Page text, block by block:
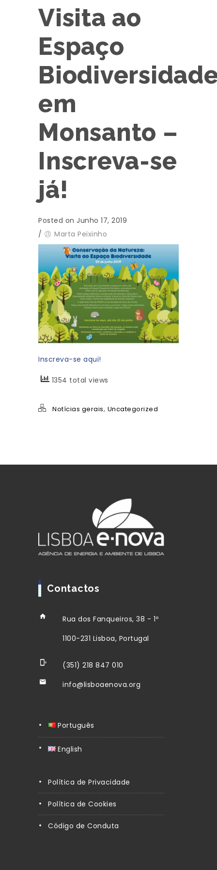
Visita ao
Espaço
em
Monsanto –
Inscreva-se
já!
Posted on Junho 17, 2019
/
Marta Peixinho
Inscreva-se aqui!
1354 total views
Notícias gerais, Uncategorized
Contactos
Rua dos Fanqueiros, 38 - 1º
1100-231 Lisboa, Portugal
(351) 218 847 010
info@lisboaenova.org
Português
English
Política de Privacidade
Política de Cookies
Código de Conduta